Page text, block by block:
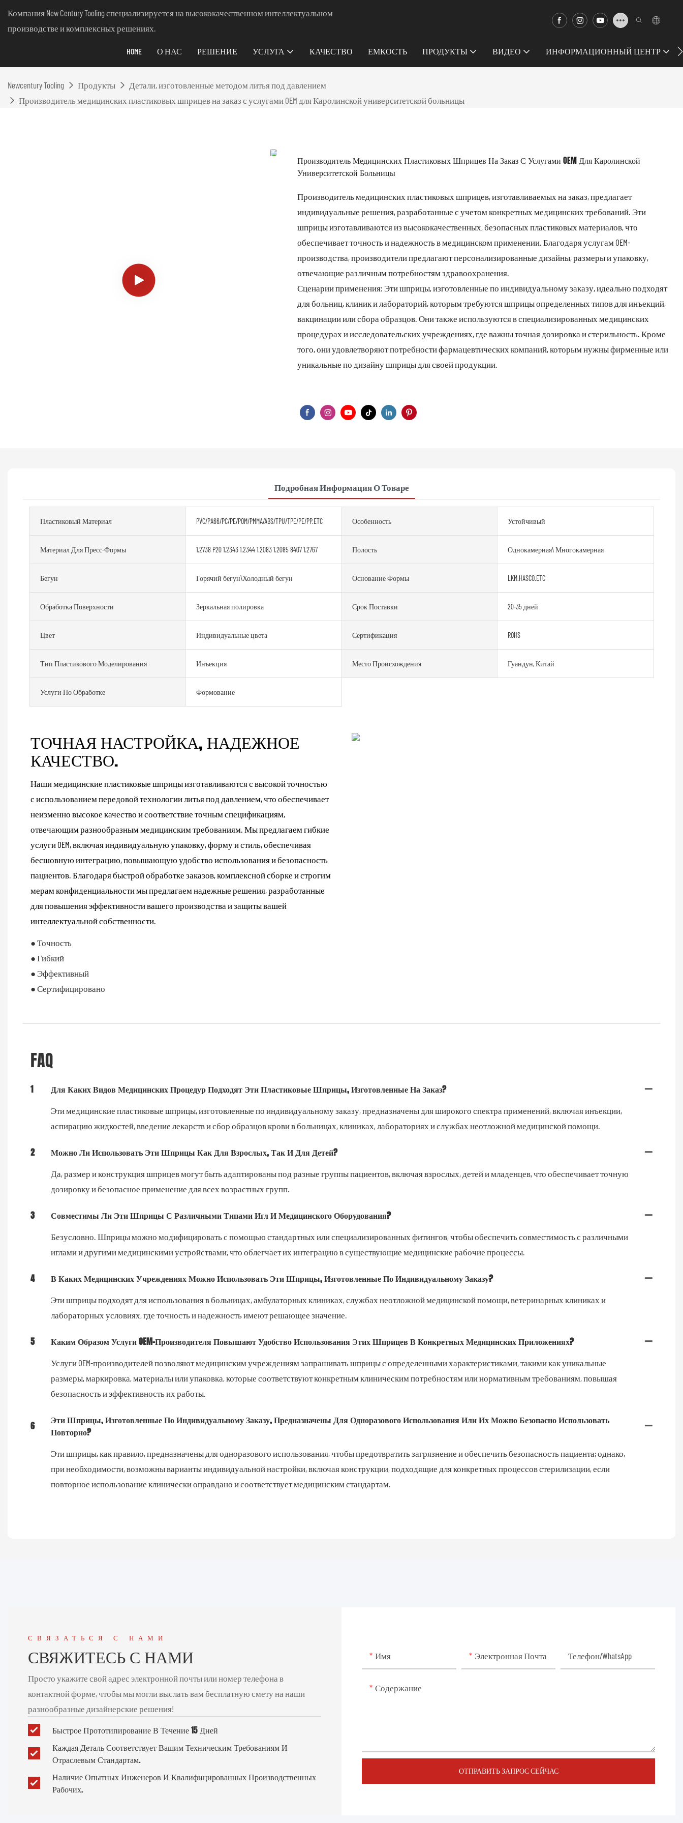
Компания New Century Tooling специализируется на высококачественном интеллектуальном
производстве и комплексных решениях.
HOME О НАС РЕШЕНИЕ УСЛУГА КАЧЕСТВО ЕМКОСТЬ ПРОДУКТЫ ВИДЕО ИНФОРМАЦИОННЫЙ ЦЕНТР
Newcentury Tooling Продукты
Детали, изготовленные методом литья под давлением
Производитель медицинских пластиковых шприцев на заказ с услугами OEM для Каролинской университетской больницы
Производитель Медицинских Пластиковых Шприцев На Заказ С Услугами OEM Для Каролинской
Университетской Больницы
Производитель медицинских пластиковых шприцев, изготавливаемых на заказ, предлагает
индивидуальные решения, разработанные с учетом конкретных медицинских требований. Эти
шприцы изготавливаются из высококачественных, безопасных пластиковых материалов, что
обеспечивает точность и надежность в медицинском применении. Благодаря услугам OEM-
производства, производители предлагают персонализированные дизайны, размеры и упаковку,
отвечающие различным потребностям здравоохранения.
Сценарии применения: Эти шприцы, изготовленные по индивидуальному заказу, идеально подходят
для больниц, клиник и лабораторий, которым требуются шприцы определенных типов для инъекций,
вакцинации или сбора образцов. Они также используются в специализированных медицинских
процедурах и исследовательских учреждениях, где важны точная дозировка и стерильность. Кроме
того, они удовлетворяют потребности фармацевтических компаний, которым нужны фирменные или
уникальные по дизайну шприцы для своей продукции.
Подробная Информация О Товаре
Пластиковый Материал PVC/PA66/PC/PE/POM/PMMA/ABS/TPU/TPE/PE/PP.ETC Особенность Устойчивый
Материал Для Пресс-Формы 1.2738 P20 1.2343 1.2344 1.2083 1.2085 8407 1.2767 Полость Однокамерная\ Многокамерная
Бегун Горячий бегун\Холодный бегун Основание Формы LKM.HASCO.ETC
Обработка Поверхности Зеркальная полировка Срок Поставки 20-35 дней
Цвет Индивидуальные цвета Сертификация ROHS
Тип Пластикового Моделирования Инъекция Место Происхождения Гуандун, Китай
Услуги По Обработке Формование
ТОЧНАЯ НАСТРОЙКА, НАДЕЖНОЕ
КАЧЕСТВО.
Наши медицинские пластиковые шприцы изготавливаются с высокой точностью
с использованием передовой технологии литья под давлением, что обеспечивает
неизменно высокое качество и соответствие точным спецификациям,
отвечающим разнообразным медицинским требованиям. Мы предлагаем гибкие
услуги OEM, включая индивидуальную упаковку, форму и стиль, обеспечивая
бесшовную интеграцию, повышающую удобство использования и безопасность
пациентов. Благодаря быстрой обработке заказов, комплексной сборке и строгим
мерам конфиденциальности мы предлагаем надежные решения, разработанные
для повышения эффективности вашего производства и защиты вашей
интеллектуальной собственности.
● Точность
● Гибкий
● Эффективный
● Сертифицировано
FAQ
1 Для Каких Видов Медицинских Процедур Подходят Эти Пластиковые Шприцы, Изготовленные На Заказ?
Эти медицинские пластиковые шприцы, изготовленные по индивидуальному заказу, предназначены для широкого спектра применений, включая инъекции,
аспирацию жидкостей, введение лекарств и сбор образцов крови в больницах, клиниках, лабораториях и службах неотложной медицинской помощи.
2 Можно Ли Использовать Эти Шприцы Как Для Взрослых, Так И Для Детей?
Да, размер и конструкция шприцев могут быть адаптированы под разные группы пациентов, включая взрослых, детей и младенцев, что обеспечивает точную
дозировку и безопасное применение для всех возрастных групп.
3 Совместимы Ли Эти Шприцы С Различными Типами Игл И Медицинского Оборудования?
Безусловно. Шприцы можно модифицировать с помощью стандартных или специализированных фитингов, чтобы обеспечить совместимость с различными
иглами и другими медицинскими устройствами, что облегчает их интеграцию в существующие медицинские рабочие процессы.
4 В Каких Медицинских Учреждениях Можно Использовать Эти Шприцы, Изготовленные По Индивидуальному Заказу?
Эти шприцы подходят для использования в больницах, амбулаторных клиниках, службах неотложной медицинской помощи, ветеринарных клиниках и
лабораторных условиях, где точность и надежность имеют решающее значение.
5 Каким Образом Услуги OEM-Производителя Повышают Удобство Использования Этих Шприцев В Конкретных Медицинских Приложениях?
Услуги OEM-производителей позволяют медицинским учреждениям запрашивать шприцы с определенными характеристиками, такими как уникальные
размеры, маркировка, материалы или упаковка, которые соответствуют конкретным клиническим потребностям или нормативным требованиям, повышая
безопасность и эффективность их работы.
6
Эти Шприцы, Изготовленные По Индивидуальному Заказу, Предназначены Для Одноразового Использования Или Их Можно Безопасно Использовать
Повторно?
Эти шприцы, как правило, предназначены для одноразового использования, чтобы предотвратить загрязнение и обеспечить безопасность пациента; однако,
при необходимости, возможны варианты индивидуальной настройки, включая конструкции, подходящие для конкретных процессов стерилизации, если
повторное использование клинически оправдано и соответствует медицинским стандартам.
СВЯЗАТЬСЯ С НАМИ
СВЯЖИТЕСЬ С НАМИ
Просто укажите свой адрес электронной почты или номер телефона в
контактной форме, чтобы мы могли выслать вам бесплатную смету на наши
разнообразные дизайнерские решения!
Быстрое Прототипирование В Течение 15 Дней
Каждая Деталь Соответствует Вашим Техническим Требованиям И
Отраслевым Стандартам.
Наличие Опытных Инженеров И Квалифицированных Производственных
Рабочих.
Имя Электронная Почта Телефон/WhatsApp
Содержание
ОТПРАВИТЬ ЗАПРОС СЕЙЧАС